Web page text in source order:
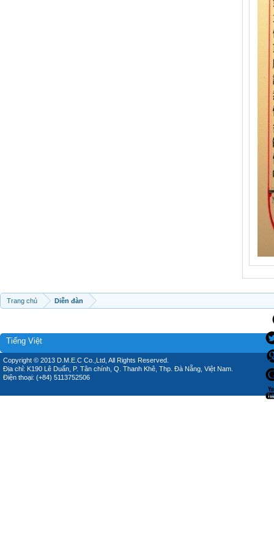
Trang chủ Diễn đàn
Tiếng Việt
Copyright © 2013 D.M.E.C Co.,Ltd, All Rights Reserved.
Địa chỉ: K190 Lê Duẩn, P. Tân chính, Q. Thanh Khê, Thp. Đà Nẵng, Việt Nam.
Điện thoại: (+84) 5113752506